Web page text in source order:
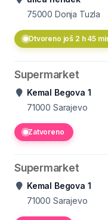
75000 Donja Tuzla
Otvoreno još 2 h 45
Supermarket
Kemal Begova 1
71000 Sarajevo
Zatvoreno
Supermarket
Kemal Begova 1
71000 Sarajevo